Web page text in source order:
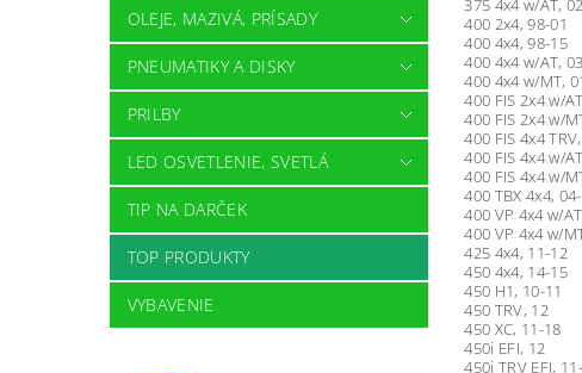
OLEJE, MAZIVÁ, PRÍSADY
PNEUMATIKY A DISKY
PRILBY
LED OSVETLENIE, SVETLÁ
TIP NA DARČEK
TOP PRODUKTY
VYBAVENIE
375 4x4 w/AT, 02
400 2x4, 98-01
400 4x4, 98-15
400 4x4 w/AT,
400 4x4 w/MT,
400 FIS 2x4 w/
400 FIS 2x4 w/
400 FIS 4x4
400 FIS 4x4 w/
400 FIS 4x4 w/
400 TBX 4x4,
400 VP 4x4 w/
400 VP 4x4 w/
425 4x4, 11-12
450 4x4, 14-15
450 H1, 10-11
450 TRV, 12
450 XC, 11-18
450i EFI, 12
450i TRV EFI,